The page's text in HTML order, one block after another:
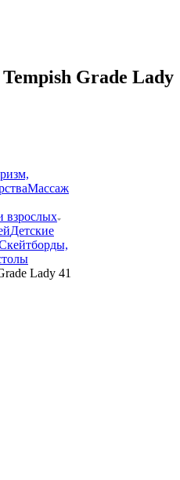
Grade Lady
Массаж
взрослых
Детские
Lady 41